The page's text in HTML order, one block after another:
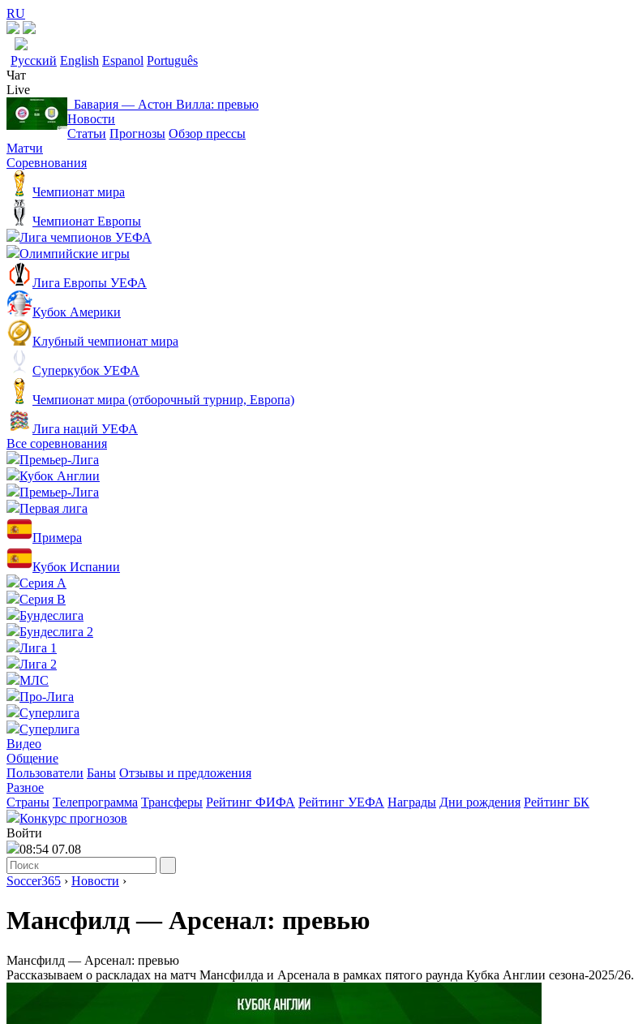
RU
Русский English Espanol Português
Чат
Live
Бавария ― Астон Вилла: превью
Новости
Статьи Прогнозы Обзор прессы
Матчи
Соревнования
Чемпионат мира
Чемпионат Европы
Лига чемпионов УЕФА
Олимпийские игры
Лига Европы УЕФА
Кубок Америки
Клубный чемпионат мира
Суперкубок УЕФА
Чемпионат мира (отборочный турнир, Европа)
Лига наций УЕФА
Все соревнования
Премьер-Лига
Кубок Англии
Премьер-Лига
Первая лига
Примера
Кубок Испании
Серия А
Серия B
Бундеслига
Бундеслига 2
Лига 1
Лига 2
МЛС
Про-Лига
Суперлига
Суперлига
Видео
Общение
Пользователи Баны Отзывы и предложения
Разное
Страны Телепрограмма Трансферы Рейтинг ФИФА Рейтинг УЕФА Награды Дни рождения Рейтинг БК
Конкурс прогнозов
Войти
08:54 07.08
Soccer365 › Новости ›
Мансфилд ― Арсенал: превью
Мансфилд ― Арсенал: превью
Рассказываем о раскладах на матч Мансфилда и Арсенала в рамках пятого раунда Кубка Англии сезона-2025/26.